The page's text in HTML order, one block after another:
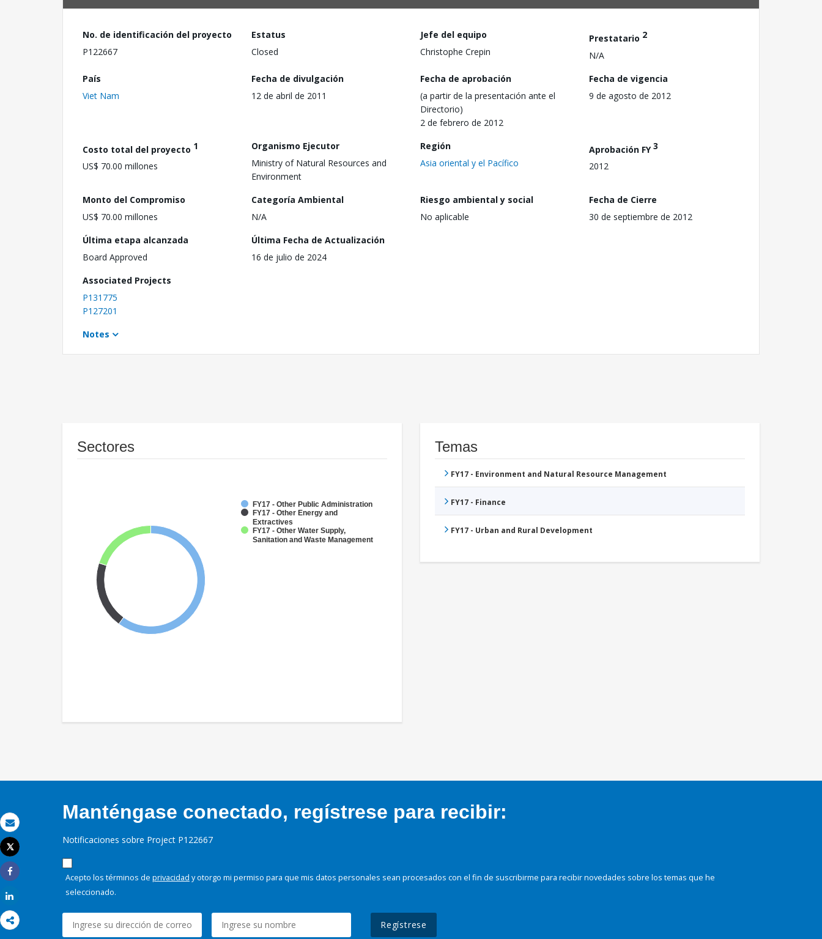
Correo electrónico
Imprimir
Tweet
Share
No. de identificación del proyecto
P122667
Estatus
Closed
Jefe del equipo
Christophe Crepin
Prestatario 2
N/A
País
Viet Nam
Fecha de divulgación
12 de abril de 2011
Fecha de aprobación
(a partir de la presentación ante el
Directorio)
2 de febrero de 2012
Fecha de vigencia
9 de agosto de 2012
Costo total del proyecto 1
US$ 70.00 millones
Organismo Ejecutor
Ministry of Natural Resources and
Environment
Región
Asia oriental y el Pacífico
Aprobación FY3
2012
Monto del Compromiso
US$ 70.00 millones
Categoría Ambiental
N/A
Riesgo ambiental y social
No aplicable
Fecha de Cierre
30 de septiembre de 2012
Última etapa alcanzada
Board Approved
Última Fecha de Actualización
16 de julio de 2024
Associated Projects
P131775
P127201
Notes
Sectores
FY17 - Other Public Administration
FY17 - Other Energy and
Extractives
FY17 - Other Water Supply,
Sanitation and Waste Management
Temas
FY17 - Environment and Natural Resource Management
FY17 - Finance
FY17 - Urban and Rural Development
Manténgase conectado, regístrese para recibir:
Notificaciones sobre Project P122667
Acepto los términos de privacidad y otorgo mi permiso para que mis datos personales sean procesados con el fin de suscribirme para recibir novedades sobre los temas que he
seleccionado.
Regístrese